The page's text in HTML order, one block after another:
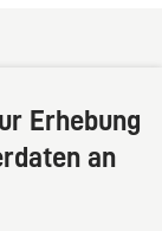
Erhebung
an